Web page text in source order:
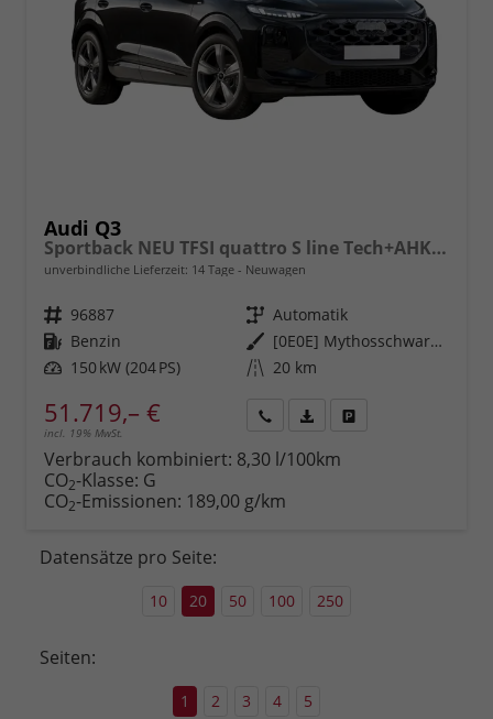
Audi Q3
Sportback NEU TFSI quattro S line Tech+AHK+Alu19+LEDplus+KlimaPlus+ExtSchwarz
unverbindliche Lieferzeit: 14 Tage Neuwagen
Fahrzeugnr. 96887 Getriebe Automatik
Kraftstoff Benzin Außenfarbe
[0E0E] Mythosschwarz Metallic
Leistung 150 kW (204 PS) Kilometerstand 20 km
51.719,– €
incl. 19% MwSt.
anfordern
Datei,
Verbrauch kombiniert: 8,30 l/100km
CO2-Klasse: G
CO2-Emissionen: 189,00 g/km
Datensätze pro Seite:
10 20 50 100 250
Seiten:
1 2 3 4 5